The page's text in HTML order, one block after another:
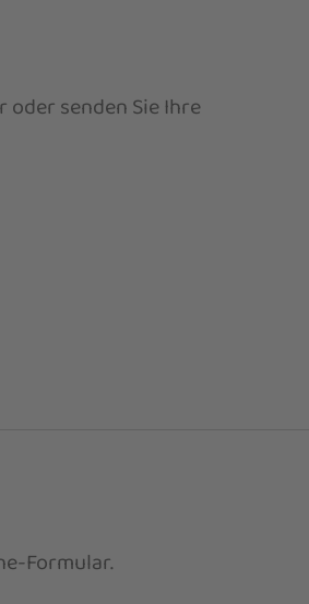
senden Sie Ihre
Formular.